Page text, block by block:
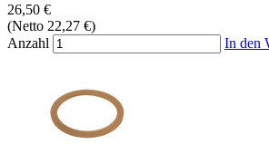
26,50 €
(Netto 22,27 €)
Anzahl
In den